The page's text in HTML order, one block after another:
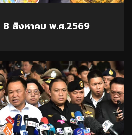
8 สิงหาคม พ.ศ.2569